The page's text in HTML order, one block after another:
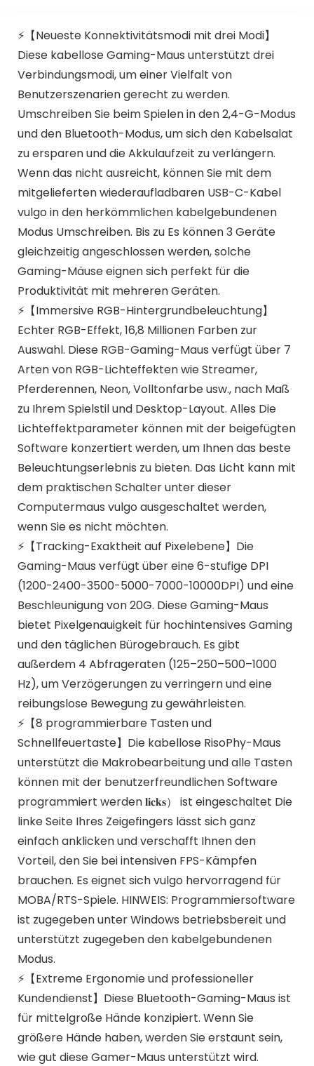
⚡️【Neueste Konnektivitätsmodi mit drei Modi】
Diese kabellose Gaming-Maus unterstützt drei
Verbindungsmodi, um einer Vielfalt von
Benutzerszenarien gerecht zu werden.
Umschreiben Sie beim Spielen in den 2,4-G-Modus
und den Bluetooth-Modus, um sich den Kabelsalat
zu ersparen und die Akkulaufzeit zu verlängern.
Wenn das nicht ausreicht, können Sie mit dem
mitgelieferten wiederaufladbaren USB-C-Kabel
vulgo in den herkömmlichen kabelgebundenen
Modus Umschreiben. Bis zu Es können 3 Geräte
gleichzeitig angeschlossen werden, solche
Gaming-Mäuse eignen sich perfekt für die
Produktivität mit mehreren Geräten.
⚡️【Immersive RGB-Hintergrundbeleuchtung】
Echter RGB-Effekt, 16,8 Millionen Farben zur
Auswahl. Diese RGB-Gaming-Maus verfügt über 7
Arten von RGB-Lichteffekten wie Streamer,
Pferderennen, Neon, Volltonfarbe usw., nach Maß
zu Ihrem Spielstil und Desktop-Layout. Alles Die
Lichteffektparameter können mit der beigefügten
Software konzertiert werden, um Ihnen das beste
Beleuchtungserlebnis zu bieten. Das Licht kann mit
dem praktischen Schalter unter dieser
Computermaus vulgo ausgeschaltet werden,
wenn Sie es nicht möchten.
⚡️【Tracking-Exaktheit auf Pixelebene】Die
Gaming-Maus verfügt über eine 6-stufige DPI
(1200-2400-3500-5000-7000-10000DPI) und eine
Beschleunigung von 20G. Diese Gaming-Maus
bietet Pixelgenauigkeit für hochintensives Gaming
und den täglichen Bürogebrauch. Es gibt
außerdem 4 Abfrageraten (125–250–500–1000
Hz), um Verzögerungen zu verringern und eine
reibungslose Bewegung zu gewährleisten.
⚡️【8 programmierbare Tasten und
Schnellfeuertaste】Die kabellose RisoPhy-Maus
unterstützt die Makrobearbeitung und alle Tasten
können mit der benutzerfreundlichen Software
programmiert werden 𝐥𝐢𝐜𝐤𝐬） ist eingeschaltet Die
linke Seite Ihres Zeigefingers lässt sich ganz
einfach anklicken und verschafft Ihnen den
Vorteil, den Sie bei intensiven FPS-Kämpfen
brauchen. Es eignet sich vulgo hervorragend für
MOBA/RTS-Spiele. HINWEIS: Programmiersoftware
ist zugegeben unter Windows betriebsbereit und
unterstützt zugegeben den kabelgebundenen
Modus.
⚡️【Extreme Ergonomie und professioneller
Kundendienst】Diese Bluetooth-Gaming-Maus ist
für mittelgroße Hände konzipiert. Wenn Sie
größere Hände haben, werden Sie erstaunt sein,
wie gut diese Gamer-Maus unterstützt wird.